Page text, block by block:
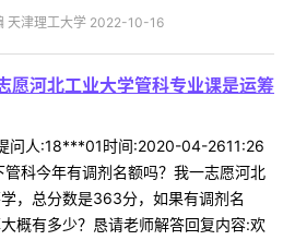
天津理工大学 2022-10-16
愿河北工业大学管科专业课是运筹
问人:18***01时间:2020-04-2611:26
科今年有调剂名额吗？我一志愿河北
，总分数是363分，如果有调剂名
概有多少？恳请老师解答回复内容:欢